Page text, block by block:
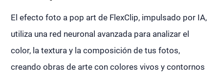
El efecto foto a pop art de FlexClip, impulsado por IA,
utiliza una red neuronal avanzada para analizar el
color, la textura y la composición de tus fotos,
creando obras de arte con colores vivos y contornos